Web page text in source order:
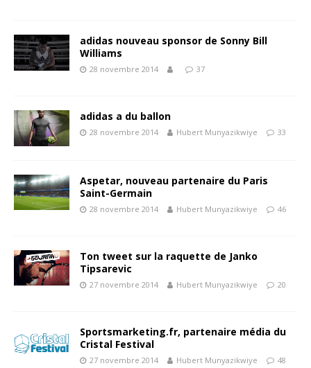
adidas nouveau sponsor de Sonny Bill
Williams
28 novembre 2014 37
adidas a du ballon
28 novembre 2014 Hubert Munyazikwiye 33
Aspetar, nouveau partenaire du Paris
Saint-Germain
28 novembre 2014 Hubert Munyazikwiye 46
Ton tweet sur la raquette de Janko
Tipsarevic
27 novembre 2014 Hubert Munyazikwiye 20
Sportsmarketing.fr, partenaire média du
Cristal Festival
27 novembre 2014 Hubert Munyazikwiye 48